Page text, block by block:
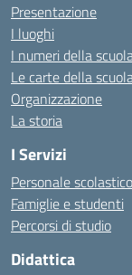
Presentazione
I luoghi
I numeri della
Le carte della
Organizzazione
La storia
I Servizi
Personale scolastico
Famiglie e studenti
Percorsi di studio
Didattica